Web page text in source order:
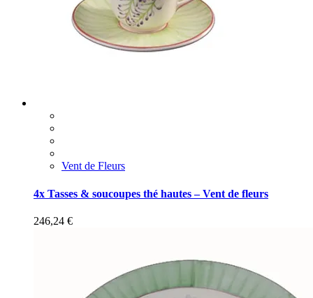
Vent de Fleurs
4x Tasses & soucoupes thé hautes – Vent de fleurs
246,24 €